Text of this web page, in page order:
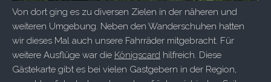
Von dort ging es zu diversen Zielen in der näheren und
weiteren Umgebung. Neben den Wanderschuhen hatten
wir dieses Mal auch unsere Fahrräder mitgebracht. Für
weitere Ausflüge war die Königscard hilfreich. Diese
Gästekarte gibt es bei vielen Gastgebern in der Region,